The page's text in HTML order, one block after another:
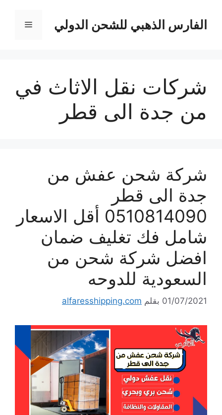
المحتوىالفارس الذهبي للشحن الدولي القائمة
شركات نقل الاثاث في
من جدة الى قطر
شركة شحن عفش من
جدة الى قطر
0510814090 أقل الاسعار
شامل فك تغليف ضمان
افضل شركة شحن من
السعودية للدوحه
01/07/2021 بقلم alfaresshipping.com